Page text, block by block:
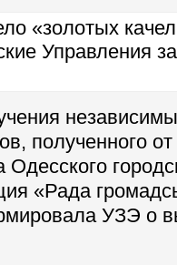
полученного
Одесского
«Рада
УЗЭ о